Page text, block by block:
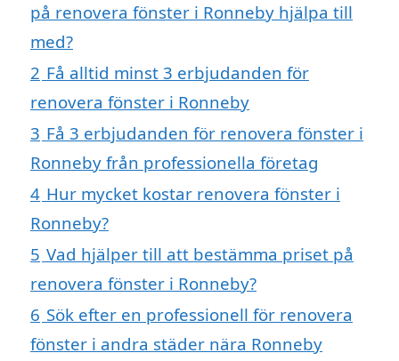
på renovera fönster i Ronneby hjälpa till
med?
2 Få alltid minst 3 erbjudanden för
renovera fönster i Ronneby
3 Få 3 erbjudanden för renovera fönster i
Ronneby från professionella företag
4 Hur mycket kostar renovera fönster i
Ronneby?
5 Vad hjälper till att bestämma priset på
renovera fönster i Ronneby?
6 Sök efter en professionell för renovera
fönster i andra städer nära Ronneby